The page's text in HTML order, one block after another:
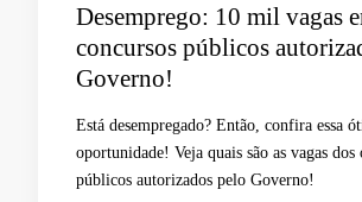
Desemprego: 10 mil vagas
concursos públicos
Governo!
Está desempregado? Então, confira essa
oportunidade! Veja quais são as vagas dos
públicos autorizados pelo Governo!